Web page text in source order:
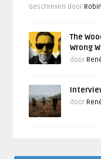
Geschreven door
The
Wrong
door
door